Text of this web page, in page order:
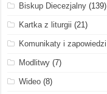
Biskup Diecezjalny (139)
Kartka z liturgii (21)
Komunikaty i zapowiedzi
Modlitwy (7)
Wideo (8)